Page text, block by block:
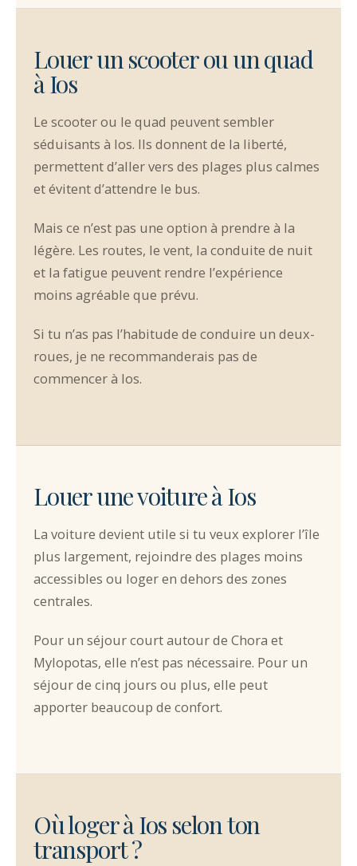
Louer un scooter ou un quad
à Ios
Le scooter ou le quad peuvent sembler
séduisants à Ios. Ils donnent de la liberté,
permettent d’aller vers des plages plus calmes
et évitent d’attendre le bus.
Mais ce n’est pas une option à prendre à la
légère. Les routes, le vent, la conduite de nuit
et la fatigue peuvent rendre l’expérience
moins agréable que prévu.
Si tu n’as pas l’habitude de conduire un deux-
roues, je ne recommanderais pas de
commencer à Ios.
Louer une voiture à Ios
La voiture devient utile si tu veux explorer l’île
plus largement, rejoindre des plages moins
accessibles ou loger en dehors des zones
centrales.
Pour un séjour court autour de Chora et
Mylopotas, elle n’est pas nécessaire. Pour un
séjour de cinq jours ou plus, elle peut
apporter beaucoup de confort.
Où loger à Ios selon ton
transport ?